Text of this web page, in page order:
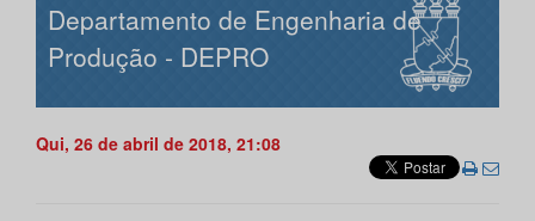
Departamento de Engenharia de
Produção - DEPRO
Qui, 26 de abril de 2018, 21:08